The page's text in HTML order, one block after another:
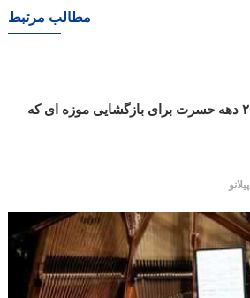
مطالب مرتبط
موزه ملی صنایع دستی و ۲ دهه حسرت برای بازگشایی موزه ای که
پیلانو